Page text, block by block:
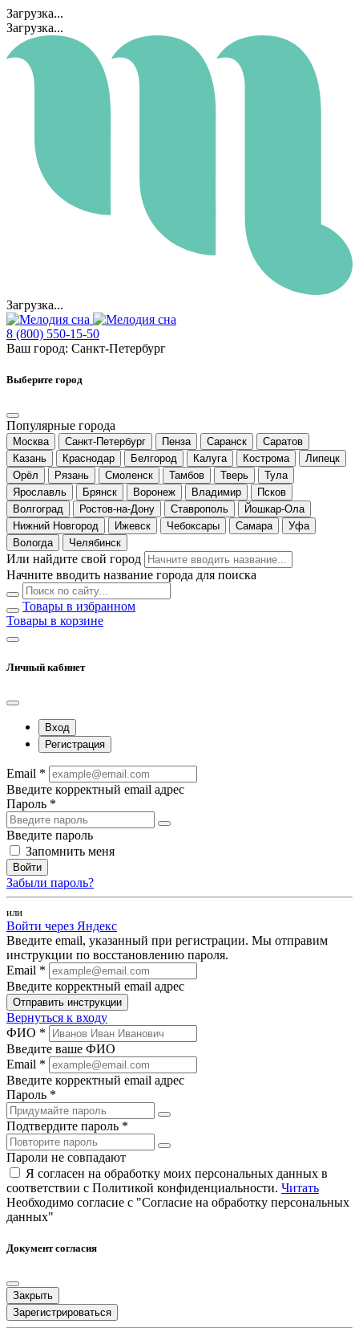
Загрузка...
Загрузка...
Загрузка...
8 (800) 550-15-50
Ваш город: Санкт-Петербург
Выберите город
Популярные города
Москва Санкт-Петербург Пенза Саранск
Саратов
Казань
Краснодар Белгород Калуга Кострома
Липецк
Орёл
Рязань Смоленск Тамбов Тверь
Тула
Ярославль
Брянск Воронеж Владимир
Псков
Волгоград
Ростов-на-Дону Ставрополь
Йошкар-Ола
Нижний Новгород
Ижевск Чебоксары Самара
Уфа
Вологда
Челябинск
Или найдите свой город
Начните вводить название города для поиска
Товары в избранном
Товары в корзине
Личный кабинет
Вход
Регистрация
Email *
Введите корректный email адрес
Пароль *
Введите пароль
Запомнить меня
Войти
Забыли пароль?
или
Войти через Яндекс
Введите email, указанный при регистрации. Мы отправим
инструкции по восстановлению пароля.
Email *
Введите корректный email адрес
Отправить инструкции
Вернуться к входу
ФИО *
Введите ваше ФИО
Email *
Введите корректный email адрес
Пароль *
Подтвердите пароль *
Пароли не совпадают
Я согласен на обработку моих персональных данных в
соответствии с Политикой конфиденциальности. Читать
Необходимо согласие с "Согласие на обработку персональных
данных"
Документ согласия
Закрыть
Зарегистрироваться